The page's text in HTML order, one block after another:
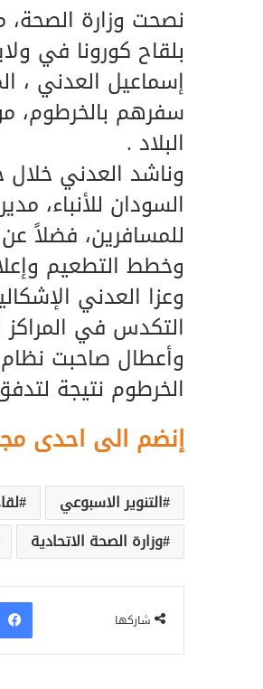
نصحت وزارة الصحة،
بلقاح كورونا في
إسماعيل العدني ،
سفرهم بالخرطوم،
البلاد .
وناشد العدني خلال
السودان للأنباء،
للمسافرين، فضلاً
وخطط التطعيم
وعزا العدني
التكدس في المراكز
وأعطال صاحبت نظام
الخرطوم نتيجة
إنضم الى احدى
التنوير الاسبوعي
وزارة الصحة الاتحادية
شاركها